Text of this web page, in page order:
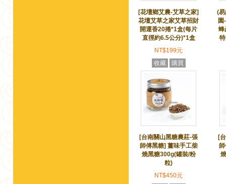
[花壇鄉艾農-艾草之家]
花壇艾草之家艾草招財
開運香20捲*1盒(每片
直徑約6.5公分)*1盒
NT$199元
收藏
購買
(
園
蜂
[台南關山黑糖農莊-張
師傅黑糖] 薑味手工柴
燒黑糖300g(罐裝/粉
粒)
NT$450元
[